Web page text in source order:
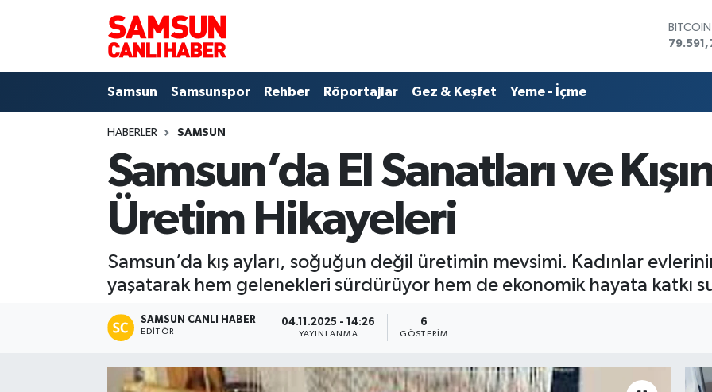
DOLAR
Samsun Samsunspor Rehber Röportajlar Gez & Keşfet Yeme - İçme
HABERLER SAMSUN
Samsun’da El Sanatları ve
Üretim Hikayeleri
Samsun’da kış ayları, soğuğun değil üretimin mevsimi. Kadınlar
yaşatarak hem gelenekleri sürdürüyor hem de ekonomik hayata katkı
SAMSUN CANLI HABER
EDITÖR
04.11.2025 - 14:26
YAYINLANMA
6
GÖSTERIM
Samsunspor
Manşet Haberi
Samsun Nöbetçi Eczaneler
Samsun Hava Durumu
Samsun Trafik Yoğunluk Haritası
Süper Lig Puan Durumu ve Fikstür
Tüm Manşetler
Haber Arşivi